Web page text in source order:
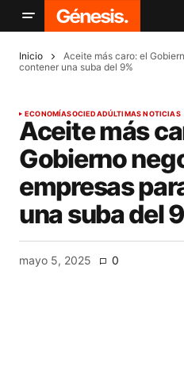
Inicio
Aceite más caro: el
contener una suba del 9%
ECONOMÍASOCIEDADÚLTIMAS NOTICIAS
Aceite más
Gobierno
empresas
una suba del
mayo 5, 2025 0